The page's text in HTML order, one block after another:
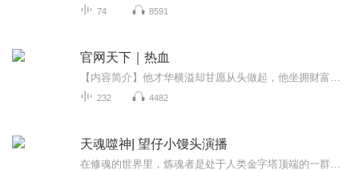
74 8591
官网天下｜热血
232 4482
天魂噬神| 望仔小馒头演播